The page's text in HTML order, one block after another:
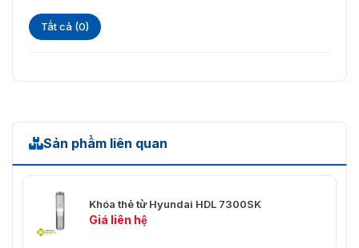
Tất cả (0)
Sản phẩm liên quan
Khóa thẻ từ Hyundai HDL 7300SK
Giá liên hệ